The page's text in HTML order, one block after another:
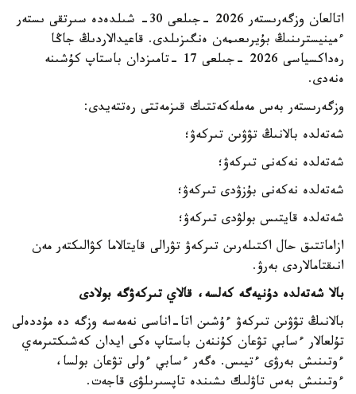
اتالعان وزگەرىستەر 2026 -جىلعى 30- شىلدەدە سىرتقى ىستەر
ءمينيسترىنىڭ بۇيرىعىمەن ەنگىزىلدى. قاعيدالاردىڭ جاڭا
رەداكسياسى 2026 -جىلعى 17 -تامىزدان باستاپ كۇشىنە
ەنەدى.
وزگەرىستەر بەس مەملەكەتتىك قىزمەتتى رەتتەيدى:
شەتەلدە بالانىڭ تۋۋىن تىركەۋ؛
شەتەلدە نەكەنى تىركەۋ؛
شەتەلدە نەكەنى بۇزۋدى تىركەۋ؛
شەتەلدە قايتىس بولۋدى تىركەۋ؛
ازاماتتىق حال اكتىلەرىن تىركەۋ تۋرالى قايتالاما كۋالىكتەر مەن
انىقتامالاردى بەرۋ.
بالا شەتەلدە دۇنيەگە كەلسە، قالاي تىركەۋگە بولادى
بالانىڭ تۋۋىن تىركەۋ ءۇشىن اتا-اناسى نەمەسە وزگە دە مۇددەلى
تۇلعالار ءسابي تۋعان كۇننەن باستاپ ەكى ايدان كەشىكتىرمەي
ءوتىنىش بەرۋى ءتيىس. ەگەر ءسابي ءولى تۋعان بولسا،
ءوتىنىش بەس تاۋلىك ىشىندە تاپسىرىلۋى قاجەت.